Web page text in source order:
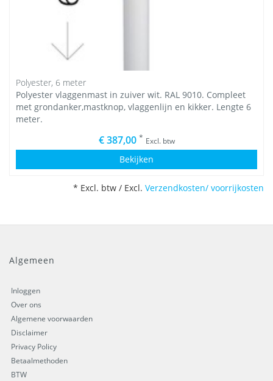
Polyester, 6 meter
Polyester vlaggenmast in zuiver wit. RAL 9010. Compleet
met grondanker,mastknop, vlaggenlijn en kikker. Lengte 6
meter.
€ 387,00 * Excl. btw
Bekijken
* Excl. btw / Excl. Verzendkosten/ voorrijkosten
Algemeen
Inloggen
Over ons
Algemene voorwaarden
Disclaimer
Privacy Policy
Betaalmethoden
BTW